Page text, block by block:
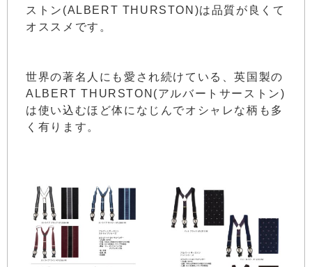
ストン(ALBERT THURSTON)は品質が良くて
オススメです。
世界の著名人にも愛され続けている、英国製の
ALBERT THURSTON(アルバートサーストン)
は使い込むほど体になじんでオシャレな柄も多
く有ります。